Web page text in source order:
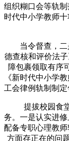
组织糊口会等轨
时代中小学教师
当令督查，二
德查核和评价法
障包裹领取有序
《新时代中小学
工会律例轨制制
提拔校园食堂
务。一是认实进
配备专职心理教
方面存正在的问